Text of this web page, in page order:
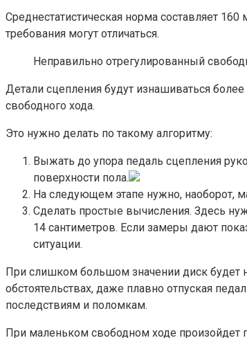
Среднестатистическая норма составляет
требования могут отличаться.
Неправильно отрегулированный
Детали сцепления будут изнашиваться
свободного хода.
Это нужно делать по такому алгоритму:
Выжать до упора педаль сцепления
поверхности пола.
На следующем этапе нужно, наоборот,
Сделать простые вычисления. Здесь
14 сантиметров. Если замеры дают
ситуации.
При слишком большом значении диск будет
обстоятельствах, даже плавно отпуская
последствиям и поломкам.
При маленьком свободном ходе произойдет